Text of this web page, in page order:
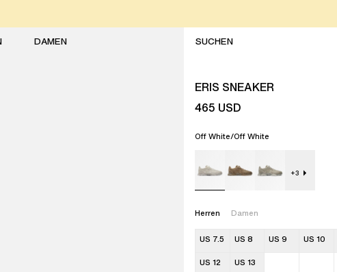
DAMEN
ERIS SNEAKER
465 USD
Off White/Off White
+3
Herren Damen
US 7.5 US 8 US 9 US 10
US 12 US 13